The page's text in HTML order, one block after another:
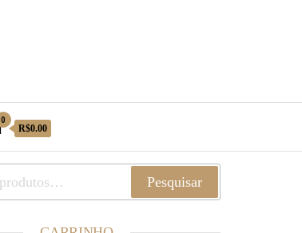
0
R$0.00
Pesquisar